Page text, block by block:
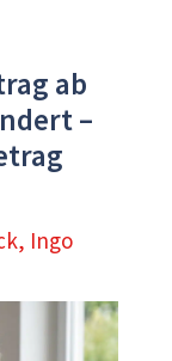
ab
–
, Ingo